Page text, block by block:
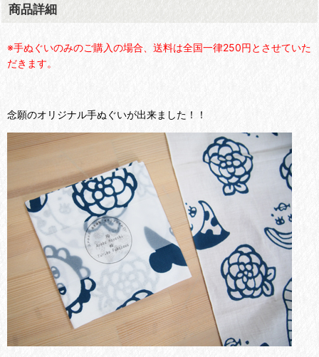
商品詳細
※手ぬぐいのみのご購入の場合、送料は全国一律250円とさせていた
だきます。
念願のオリジナル手ぬぐいが出来ました！！